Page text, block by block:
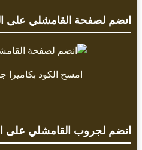
انضم لصفحة القامشلي على
امسح الكود بكاميرا
انضم لجروب القامشلي على